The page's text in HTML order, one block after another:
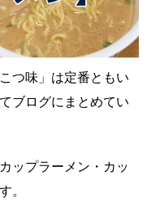
つ味」は定番ともい
ブログにまとめてい
ップラーメン・カッ
。